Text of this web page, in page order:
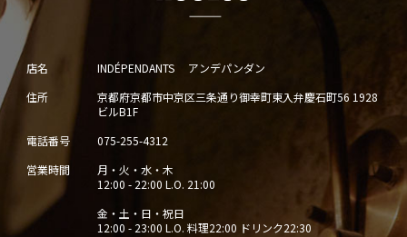
店名
INDÉPENDANTS アンデパンダン
住所
京都府京都市中京区三条通り御幸町東入弁慶石町56 1928
ビルB1F
電話番号
075-255-4312
営業時間
月・火・水・木
12:00 - 22:00 L.O. 21:00
金・土・日・祝日
12:00 - 23:00 L.O. 料理22:00 ドリンク22:30